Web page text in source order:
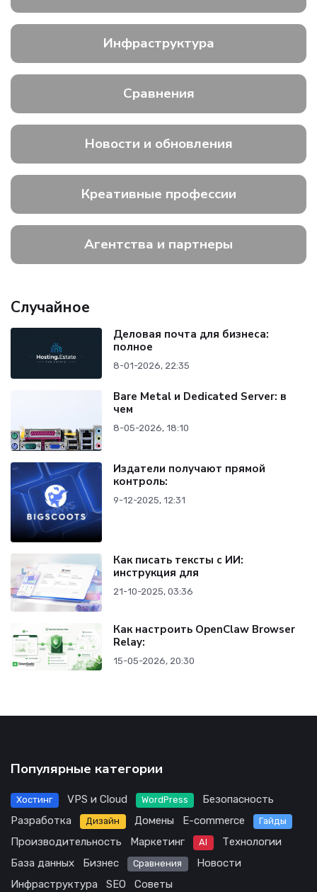
Инфраструктура
Сравнения
Новости и обновления
Креативные профессии
Агентства и партнеры
Случайное
Деловая почта для бизнеса:
полное
8-01-2026, 22:35
Bare Metal и Dedicated Server: в
чем
8-05-2026, 18:10
Издатели получают прямой
контроль:
9-12-2025, 12:31
Как писать тексты с ИИ:
инструкция для
21-10-2025, 03:36
Как настроить OpenClaw Browser
Relay:
15-05-2026, 20:30
Популярные категории
Хостинг VPS и Cloud WordPress
Безопасность
Разработка
Дизайн Домены E-commerce Гайды
Производительность Маркетинг AI
Технологии
База данных
Бизнес Сравнения
Новости
Инфраструктура
SEO Советы